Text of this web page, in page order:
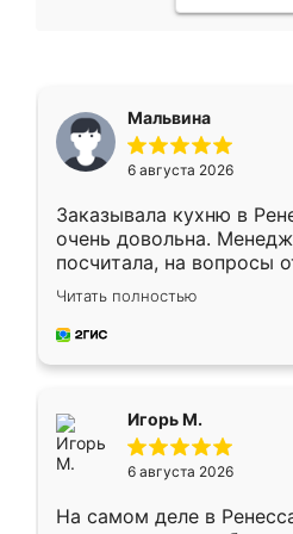
Мальвина
6 августа 2026
Заказывала кухню в
очень довольна.
посчитала, на вопросы
Замерщик приехал в
делу со всей
за день, ребята
Читать полностью
Игорь М.
6 августа 2026
На самом деле в